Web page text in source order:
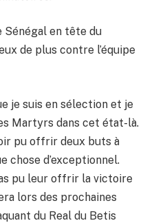
en tête du
de plus contre l’équipe
je suis en sélection et je
Martyrs dans cet état-là.
pu offrir deux buts à
chose d’exceptionnel.
pu leur offrir la victoire
lors des prochaines
du Real du Betis